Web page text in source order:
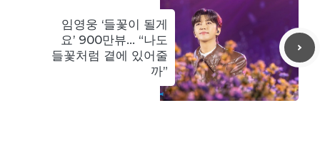
임영웅 ‘들꽃이 될게
요’ 900만뷰… “나도
들꽃처럼 곁에 있어줄
까”